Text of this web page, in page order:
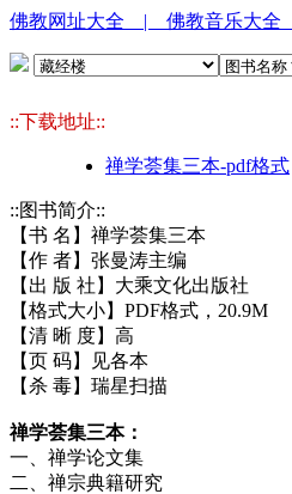
佛教网址大全 | 佛教音乐大全
::下载地址::
禅学荟集三本-pdf格式
::图书简介::
【书 名】禅学荟集三本
【作 者】张曼涛主编
【出 版 社】大乘文化出版社
【格式大小】PDF格式，20.9M
【清 晰 度】高
【页 码】见各本
【杀 毒】瑞星扫描
禅学荟集三本：
一、禅学论文集
二、禅宗典籍研究